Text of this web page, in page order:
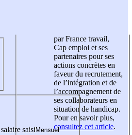
saisi
par France travail,
Cap emploi et ses
partenaires pour ses
actions concrètes en
faveur du recrutement,
de l’intégration et de
l’accompagnement de
ses collaborateurs en
situation de handicap.
Pour en savoir plus,
consultez cet article.